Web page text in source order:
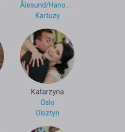
Kartuzy
Katarzyna
Oslo
Olsztyn